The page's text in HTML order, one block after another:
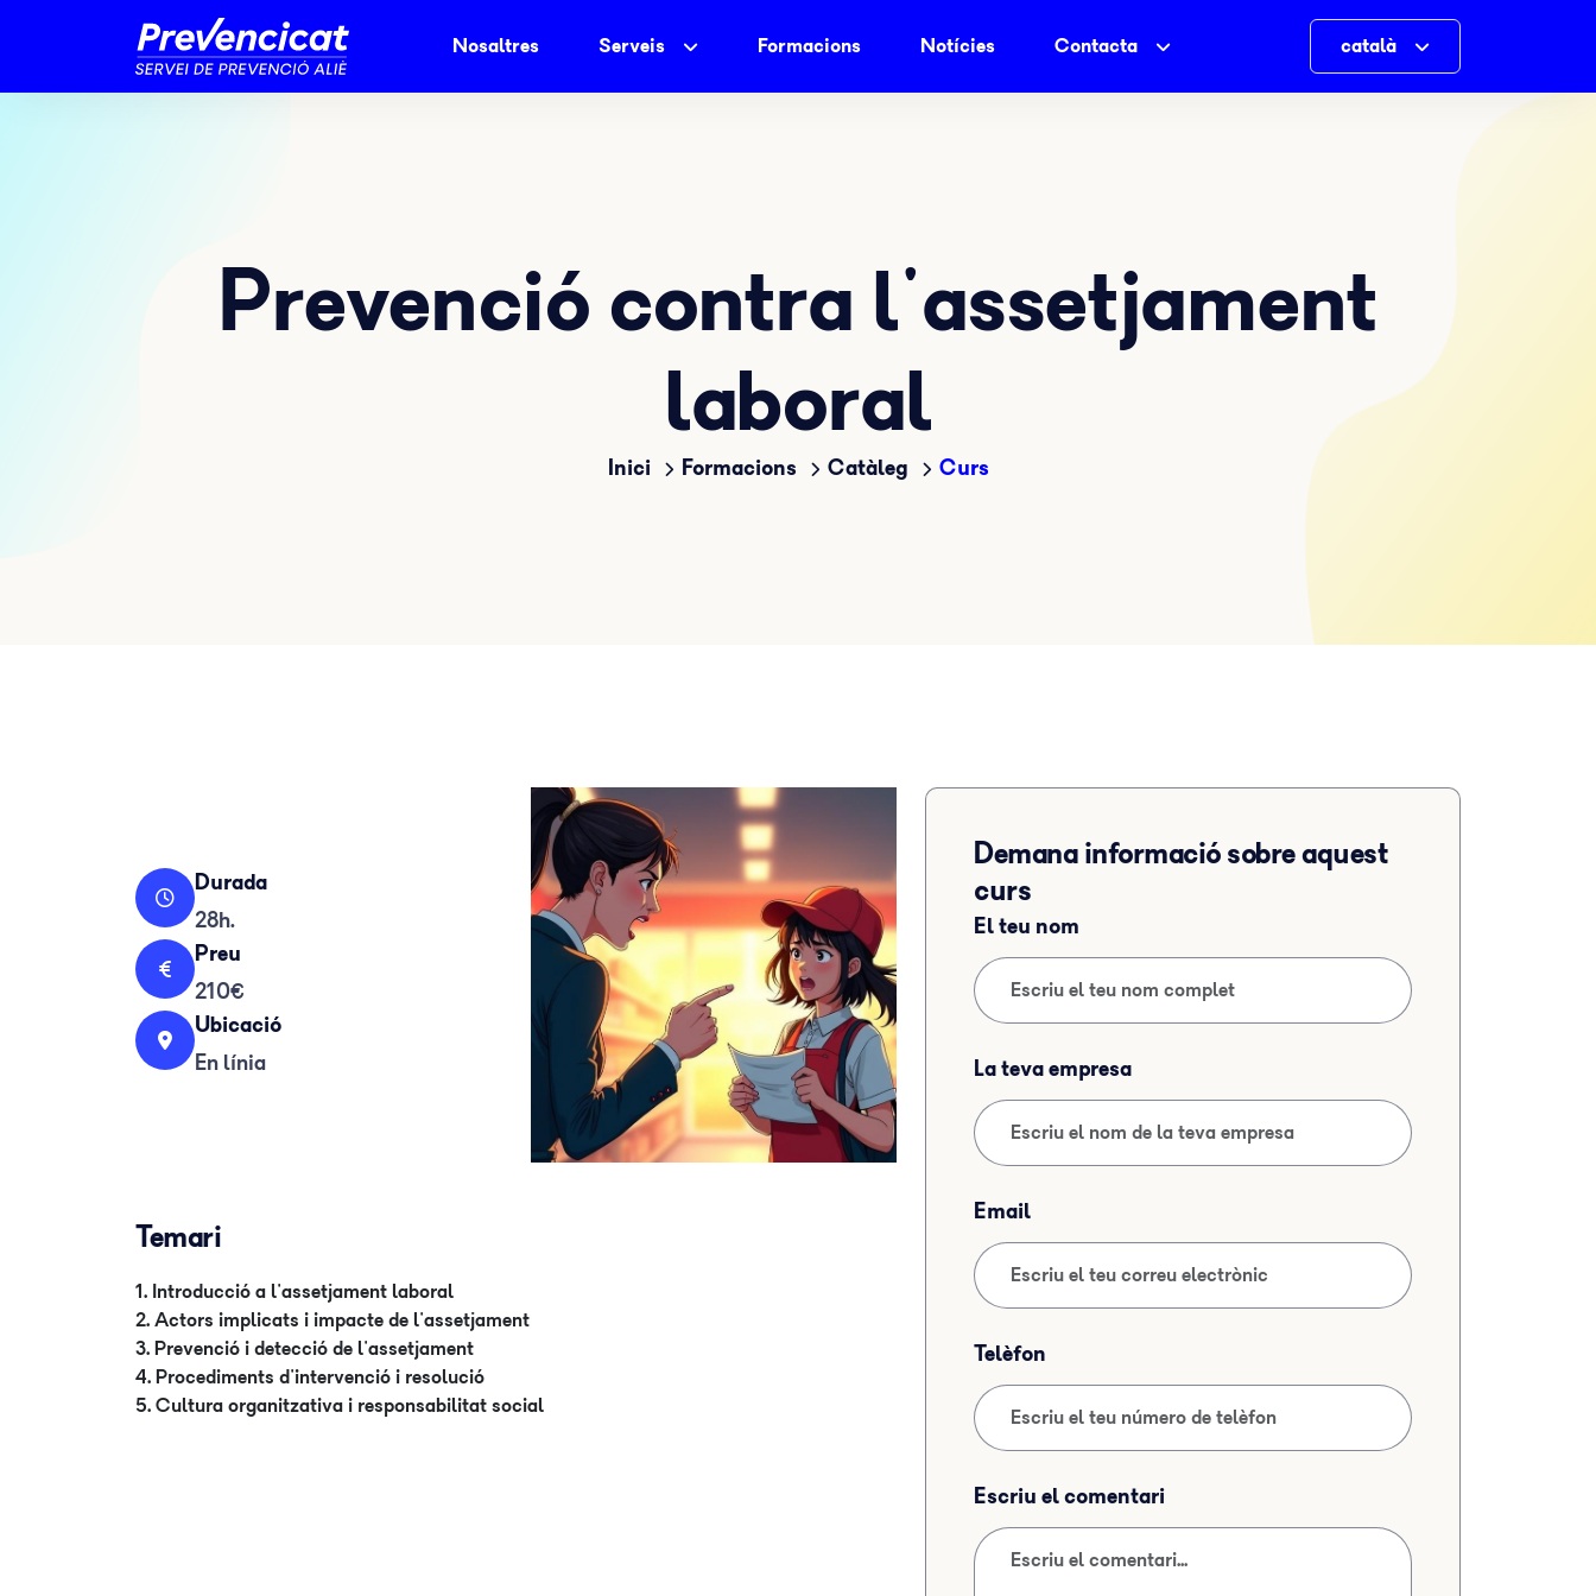
Nosaltres Serveis Formacions Notícies Contacta català
Prevenció contra l'assetjament
laboral
Inici Formacions Catàleg Curs
Durada
28h.
Preu
210€
Ubicació
En línia
Temari
1. Introducció a l'assetjament laboral
2. Actors implicats i impacte de l'assetjament
3. Prevenció i detecció de l'assetjament
4. Procediments d'intervenció i resolució
5. Cultura organitzativa i responsabilitat social
Demana informació sobre aquest
curs
El teu nom
La teva empresa
Email
Telèfon
Escriu el comentari